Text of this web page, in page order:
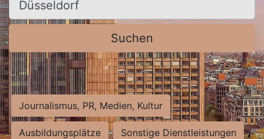
Suchen
Journalismus, PR, Medien, Kultur
Ausbildungsplätze Sonstige Dienstleistungen